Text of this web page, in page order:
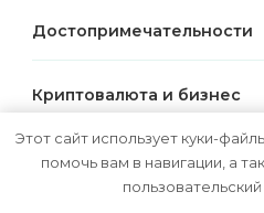
Достопримечательности
Криптовалюта и бизнес
Новости для
Этот сайт использует куки-
помочь вам в навигации, а
пользовательский